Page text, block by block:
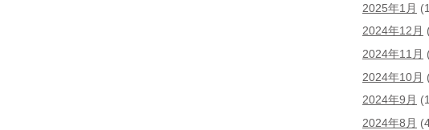
2025年1月
2024年12月
2024年11月
2024年10月
2024年9月
2024年8月